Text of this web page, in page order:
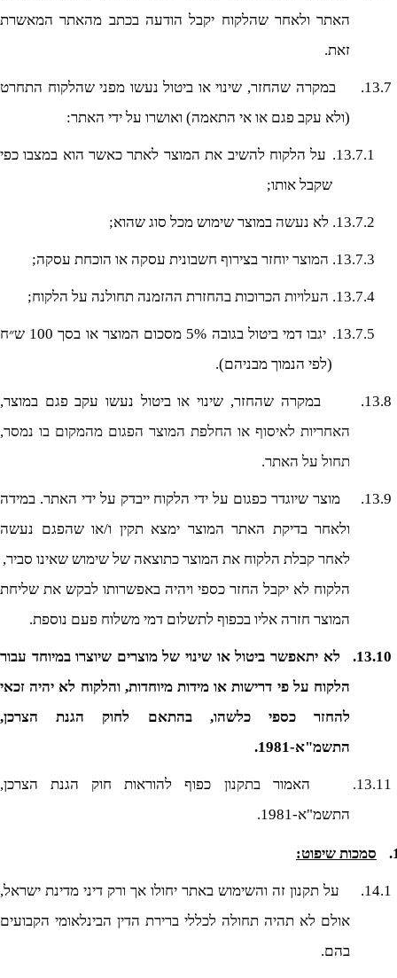
האתר ולאחר שהלקוח יקבל הודעה בכתב מהאתר המאשרת
זאת.
13.7.
במקרה שהחזר, שינוי או ביטול נעשו מפני שהלקוח התחרט
(ולא עקב פגם או אי התאמה) ואושרו על ידי האתר:
13.7.1.
על הלקוח להשיב את המוצר לאתר כאשר הוא במצבו כפי
שקבל אותו;
13.7.2. לא נעשה במוצר שימוש מכל סוג שהוא;
13.7.3. המוצר יוחזר בצירוף חשבונית עסקה או הוכחת עסקה;
13.7.4. העלויות הכרוכות בהחזרת ההזמנה תחולנה על הלקוח;
13.7.5. יגבו
דמי ביטול בגובה 5% מסכום המוצר או בסך 100 ש״ח
(לפי הנמוך מבניהם).
13.8.
במקרה שהחזר, שינוי או ביטול נעשו עקב פגם במוצר,
האחריות לאיסוף או החלפת המוצר הפגום מהמקום בו נמסר,
תחול על האתר.
13.9.
מוצר שיוגדר כפגום על ידי הלקוח ייבדק על ידי האתר. במידה
ולאחר בדיקת האתר המוצר ימצא תקין ו/או שהפגם נעשה
לאחר קבלת הלקוח את המוצר כתוצאה של שימוש שאינו סביר,
הלקוח לא יקבל החזר כספי ויהיה באפשרותו לבקש את שליחת
המוצר חזרה אליו בכפוף לתשלום דמי משלוח פעם נוספת.
13.10.
לא יתאפשר ביטול או שינוי של מוצרים שיוצרו במיוחד עבור
הלקוח על פי דרישות או מידות מיוחדות, והלקוח לא יהיה זכאי
להחזר כספי כלשהו, בהתאם לחוק הגנת הצרכן,
התשמ"א-1981
.
13.11. האמורבתקנון כפוף להוראות חוק הגנת הצרכן,
התשמ"א-1981
.
סמכות שיפוט:
14.1.
על תקנון זה והשימוש באתר יחולו אך ורק דיני מדינת ישראל,
אולם לא תהיה תחולה לכללי ברירת הדין הבינלאומי הקבועים
בהם.